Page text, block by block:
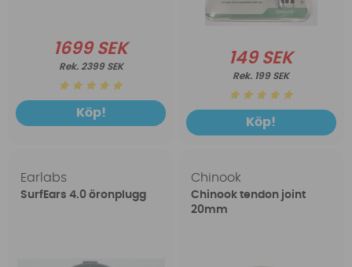
1699 SEK
2399 SEK
Köp!
149 SEK
199 SEK
Köp!
Earlabs
SurfEars 4.0 öronplugg
Chinook
Chinook tendon joint
20mm